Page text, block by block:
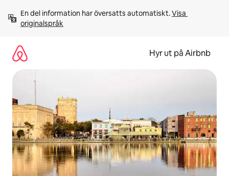
innehåll
En del information har översatts automatiskt. Visa
originalspråk
Hyr ut på Airbnb